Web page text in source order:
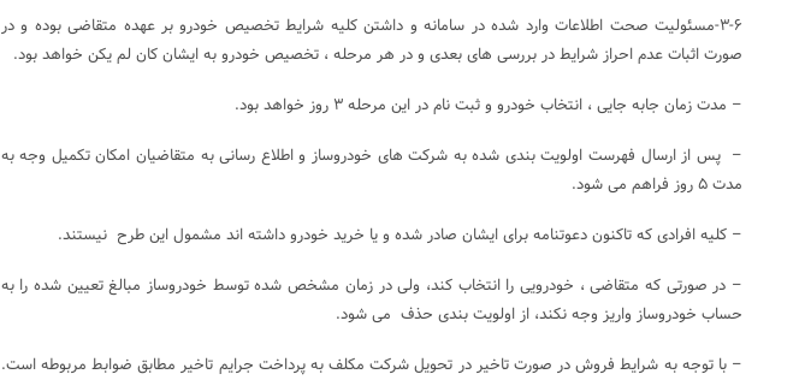
۳-۶-مسئولیت صحت اطلاعات وارد شده در سامانه و داشتن کلیه شرایط تخصیص خودرو بر عهده متقاضی بوده و در
صورت اثبات عدم احراز شرایط در بررسی های بعدی و در هر مرحله ، تخصیص خودرو به ایشان کان لم یکن خواهد بود.
– مدت زمان جابه جایی ، انتخاب خودرو و ثبت نام در این مرحله ۳ روز خواهد بود.
– پس از ارسال فهرست اولویت بندی شده به شرکت های خودروساز و اطلاع رسانی به متقاضیان امکان تکمیل وجه به
مدت ۵ روز فراهم می شود.
– کلیه افرادی که تاکنون دعوتنامه برای ایشان صادر شده و یا خرید خودرو داشته اند مشمول این طرح نیستند.
– در صورتی که متقاضی ، خودرویی را انتخاب کند، ولی در زمان مشخص شده توسط خودروساز مبالغ تعیین شده را به
حساب خودروساز واریز وجه نکند، از اولویت بندی حذف می شود.
– با توجه به شرایط فروش در صورت تاخیر در تحویل شرکت مکلف به پرداخت جرایم تاخیر مطابق ضوابط مربوطه است.